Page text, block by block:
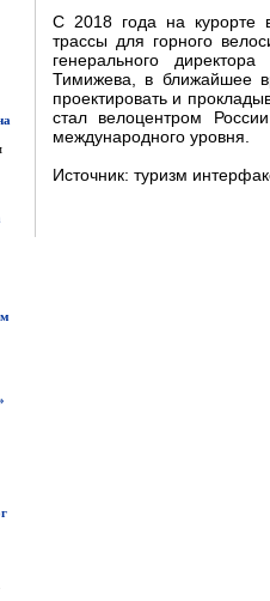
С 2018 года на курорте
трассы для горного
генерального
Тимижева, в ближайшее
проектировать и
стал велоцентром
международного уровня.
Источник: туризм